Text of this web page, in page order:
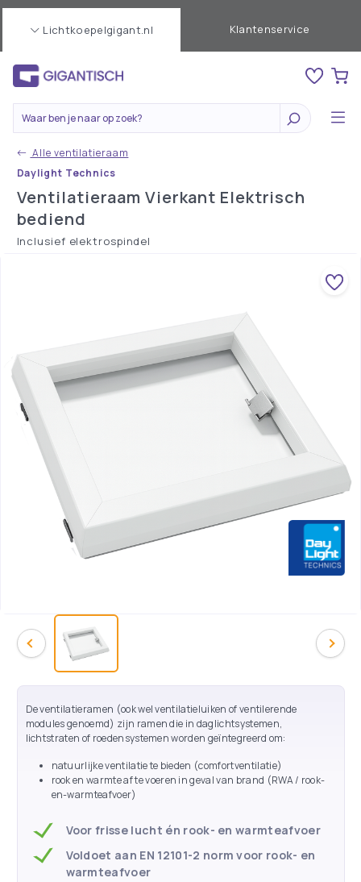
Lichtkoepelgigant.nl Klantenservice
Alle ventilatieraam
Daylight Technics
Ventilatieraam Vierkant Elektrisch
bediend
Inclusief elektrospindel
De ventilatieramen (ook wel ventilatieluiken of ventilerende
modules genoemd) zijn ramen die in daglichtsystemen,
lichtstraten of roedensystemen worden geïntegreerd om:
natuurlijke ventilatie te bieden (comfortventilatie)
rook en warmte af te voeren in geval van brand (RWA / rook-
en-warmteafvoer)
Voor frisse lucht én rook- en warmteafvoer
Voldoet aan EN 12101-2 norm voor rook- en
warmteafvoer